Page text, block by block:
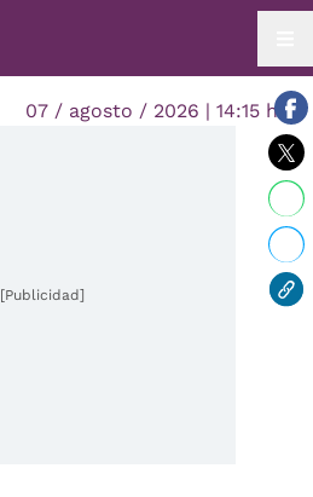
07 / agosto / 2026 | 14:15 hrs.
[Publicidad]